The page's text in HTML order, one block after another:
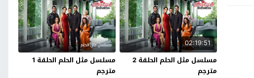
02:19:51
مسلسل مثل الحلم الحلقة 2
مترجم
مسلسل مثل الحلم الحلقة 1
مترجم